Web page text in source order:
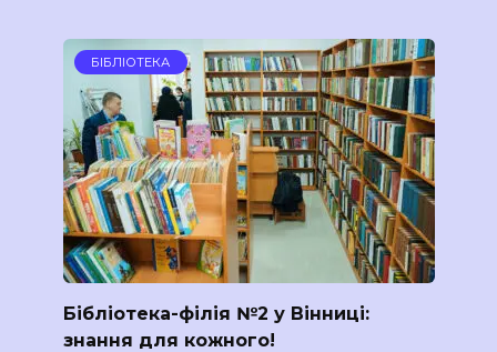
БІБЛІОТЕКА
Бібліотека-філія №2 у Вінниці:
знання для кожного!